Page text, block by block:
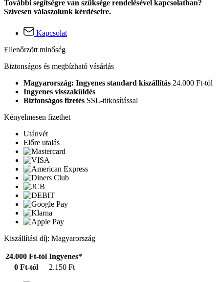
További segítségre van szüksége rendelésével kapcsolatban?
Szívesen válaszolunk kérdéseire.
Kapcsolat
Ellenőrzött minőség
Biztonságos és megbízható vásárlás
Magyarország: Ingyenes standard kiszállítás 24.000 Ft-tól
Ingyenes visszaküldés
Biztonságos fizetés SSL-titkosítással
Kényelmesen fizethet
Utánvét
Előre utalás
Kiszállítási díj: Magyarország
24.000 Ft-tól Ingyenes*
0 Ft-tól
2.150 Ft